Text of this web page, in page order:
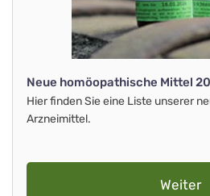
Neue homöopathische Mittel
Hier finden Sie eine Liste unserer
Arzneimittel.
Weiter